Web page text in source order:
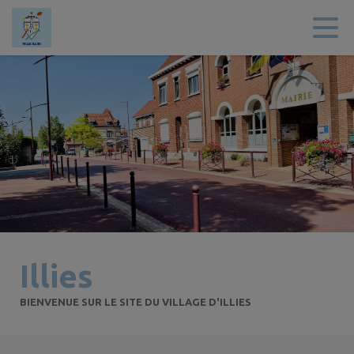
Contenu
Illies
BIENVENUE SUR LE SITE DU VILLAGE D'ILLIES